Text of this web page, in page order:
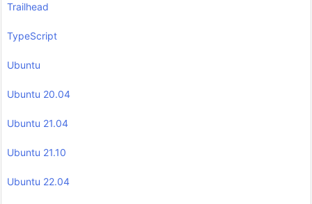
Trailhead
TypeScript
Ubuntu
Ubuntu 20.04
Ubuntu 21.04
Ubuntu 21.10
Ubuntu 22.04